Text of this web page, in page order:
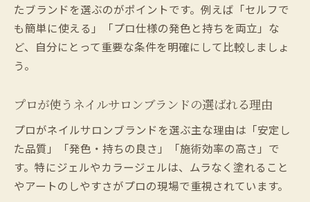
ジェルネイルのプロ用とセルフ用の違いとは
ネイルサロンブランドのプロ用とセルフ用
の違い
ネイルサロンブランド別ジェルの性能比較
ジェルネイルプロ用とセルフ用の特徴と選
び方
ネイルサロンと自宅で使うブランドの差を
解説
たブランドを選ぶのがポイントです。例えば「セルフで
も簡単に使える」「プロ仕様の発色と持ちを両立」な
ど、自分にとって重要な条件を明確にして比較しましょ
う。
プロが使うネイルサロンブランドの選ばれる理由
プロがネイルサロンブランドを選ぶ主な理由は「安定し
た品質」「発色・持ちの良さ」「施術効率の高さ」で
す。特にジェルやカラージェルは、ムラなく塗れること
やアートのしやすさがプロの現場で重視されています。